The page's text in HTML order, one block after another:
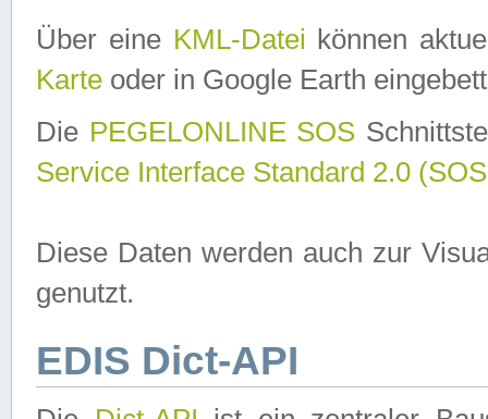
Über eine KML-Datei können
Karte oder in Google Earth
Die PEGELONLINE SOS
Service Interface Standard 2.0
Diese Daten werden auch zur
genutzt.
EDIS Dict-API